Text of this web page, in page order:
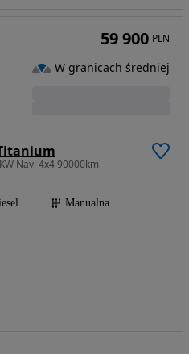
Navi 4x4 90000km
Manualna
59 900 PLN
W granicach średniej